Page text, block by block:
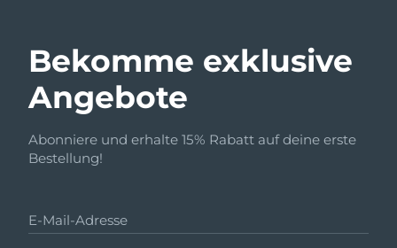
Bekomme exklusive
Angebote
Abonniere und erhalte 15% Rabatt auf deine erste
Bestellung!
E-Mail-Adresse